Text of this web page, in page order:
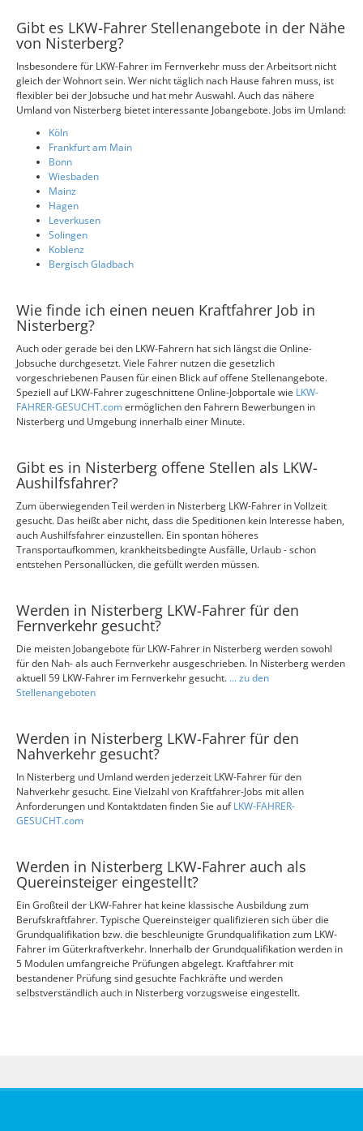
Gibt es LKW-Fahrer Stellenangebote in der Nähe
von Nisterberg?
Insbesondere für LKW-Fahrer im Fernverkehr muss der Arbeitsort nicht
gleich der Wohnort sein. Wer nicht täglich nach Hause fahren muss, ist
flexibler bei der Jobsuche und hat mehr Auswahl. Auch das nähere
Umland von Nisterberg bietet interessante Jobangebote. Jobs im Umland:
Köln
Frankfurt am Main
Bonn
Wiesbaden
Mainz
Hagen
Leverkusen
Solingen
Koblenz
Bergisch Gladbach
Wie finde ich einen neuen Kraftfahrer Job in
Nisterberg?
Auch oder gerade bei den LKW-Fahrern hat sich längst die Online-
Jobsuche durchgesetzt. Viele Fahrer nutzen die gesetzlich
vorgeschriebenen Pausen für einen Blick auf offene Stellenangebote.
Speziell auf LKW-Fahrer zugeschnittene Online-Jobportale wie LKW-
FAHRER-GESUCHT.comermöglichen den Fahrern Bewerbungen in
Nisterberg und Umgebung innerhalb einer Minute.
Gibt es in Nisterberg offene Stellen als LKW-
Aushilfsfahrer?
Zum überwiegenden Teil werden in Nisterberg LKW-Fahrer in Vollzeit
gesucht. Das heißt aber nicht, dass die Speditionen kein Interesse haben,
auch Aushilfsfahrer einzustellen. Ein spontan höheres
Transportaufkommen, krankheitsbedingte Ausfälle, Urlaub - schon
entstehen Personallücken, die gefüllt werden müssen.
Werden in Nisterberg LKW-Fahrer für den
Fernverkehr gesucht?
Die meisten Jobangebote für LKW-Fahrer in Nisterberg werden sowohl
für den Nah- als auch Fernverkehr ausgeschrieben. In Nisterberg werden
aktuell 59 LKW-Fahrer im Fernverkehr gesucht. ... zu den
Stellenangeboten
Werden in Nisterberg LKW-Fahrer für den
Nahverkehr gesucht?
In Nisterberg und Umland werden jederzeit LKW-Fahrer für den
Nahverkehr gesucht. Eine Vielzahl von Kraftfahrer-Jobs mit allen
Anforderungen und Kontaktdaten finden Sie aufLKW-FAHRER-
GESUCHT.com
Werden in Nisterberg LKW-Fahrer auch als
Quereinsteiger eingestellt?
Ein Großteil der LKW-Fahrer hat keine klassische Ausbildung zum
Berufskraftfahrer. Typische Quereinsteiger qualifizieren sich über die
Grundqualifikation bzw. die beschleunigte Grundqualifikation zum LKW-
Fahrer im Güterkraftverkehr. Innerhalb der Grundqualifikation werden in
5 Modulen umfangreiche Prüfungen abgelegt. Kraftfahrer mit
bestandener Prüfung sind gesuchte Fachkräfte und werden
selbstverständlich auch in Nisterberg vorzugsweise eingestellt.